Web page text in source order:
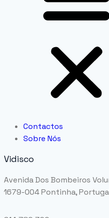
Contactos
Sobre Nós
Vidisco
Avenida Dos Bombeiros
1679-004 Pontinha,